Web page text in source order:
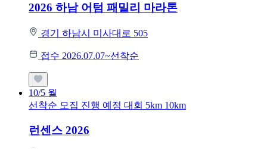
2026 하남 어텀 패밀리 마라톤
경기 하남시 미사대로 505
접수 2026.07.07~선착순
10/5 월
선착순 모집 진행 예정 대회 5km 10km
런센스 2026